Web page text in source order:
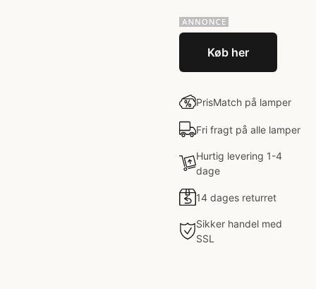
Køb her
PrisMatch på lamper
Fri fragt på alle lamper
Hurtig levering 1-4
dage
14 dages returret
Sikker handel med
SSL